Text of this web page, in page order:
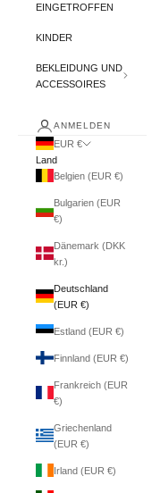
EINGETROFFEN
KINDER
BEKLEIDUNG UND
ACCESSOIRES
ANMELDEN
EUR €
Land
Belgien (EUR €)
Bulgarien (EUR
€)
Dänemark (DKK
kr.)
Deutschland
(EUR €)
Estland (EUR €)
Finnland (EUR €)
Frankreich (EUR
€)
Griechenland
(EUR €)
Irland (EUR €)